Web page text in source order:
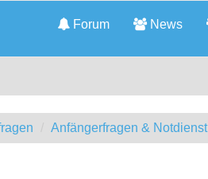
Forum News
Anfängerfragen & Notdienst